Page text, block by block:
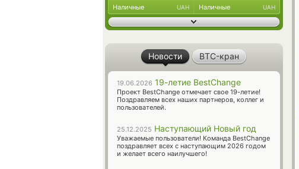
Наличные UAH Наличные UAH
Новости BTC-кран
19.06.2026 19-летие BestChange
Проект BestChange отмечает свое 19-летие!
Поздравляем всех наших партнеров, коллег и
пользователей.
25.12.2025 Наступающий Новый год
Уважаемые пользователи! Команда BestChange
поздравляет всех с наступающим 2026 годом
и желает всего наилучшего!